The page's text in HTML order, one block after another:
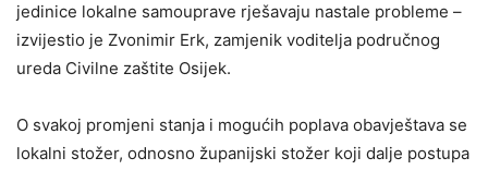
jedinice lokalne samouprave rješavaju nastale probleme –
izvijestio je Zvonimir Erk, zamjenik voditelja područnog
ureda Civilne zaštite Osijek.
O svakoj promjeni stanja i mogućih poplava obavještava se
lokalni stožer, odnosno županijski stožer koji dalje postupa